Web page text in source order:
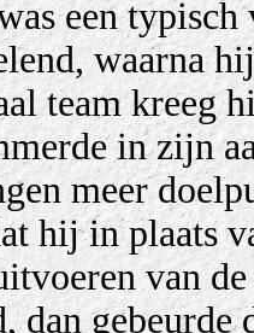
een
waarna
team kreeg
in zijn
meer
hij in plaats
van
dan